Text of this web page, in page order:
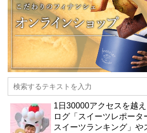
1日30000アクセスを越
ログ「スイーツレポータ
スイーツランキング」や